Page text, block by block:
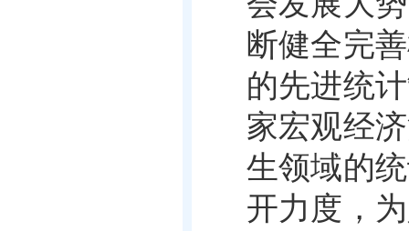
断健全完
的先进统
家宏观经
生领域的
开力度，